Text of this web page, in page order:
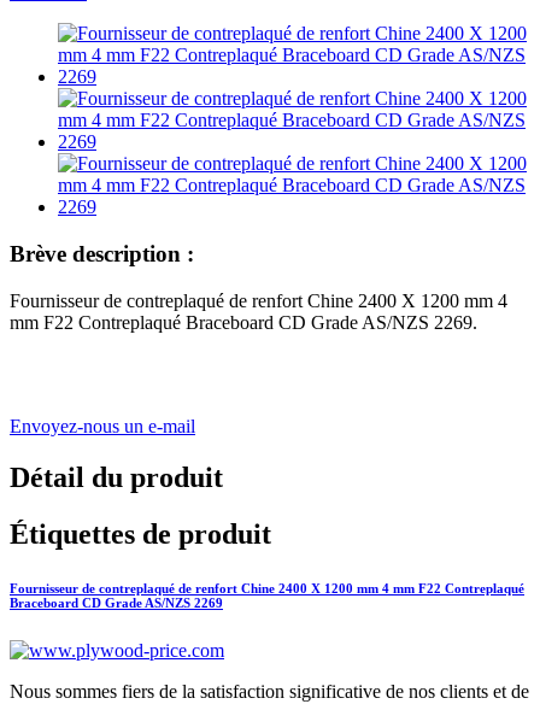
Brève description :
Fournisseur de contreplaqué de renfort Chine 2400 X 1200 mm 4
mm F22 Contreplaqué Braceboard CD Grade AS/NZS 2269.
Envoyez-nous un e-mail
Détail du produit
Étiquettes de produit
Fournisseur de contreplaqué de renfort Chine 2400 X 1200 mm 4 mm F22 Contreplaqué
Braceboard CD Grade AS/NZS 2269
Nous sommes fiers de la satisfaction significative de nos clients et de